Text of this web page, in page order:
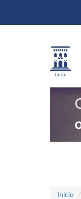
Inicio